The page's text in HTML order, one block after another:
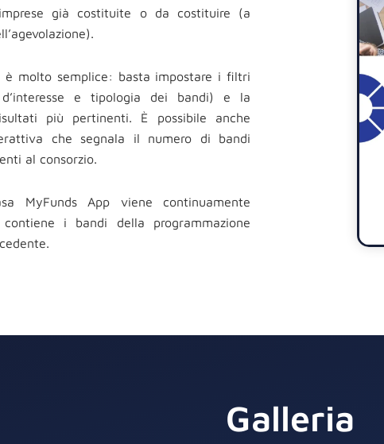
già costituite o da costituire (a
è molto semplice: basta impostare i filtri
e tipologia dei bandi) e la
più pertinenti. È possibile anche
che segnala il numero di bandi
al consorzio.
MyFunds App viene continuamente
i bandi della programmazione
Galleria